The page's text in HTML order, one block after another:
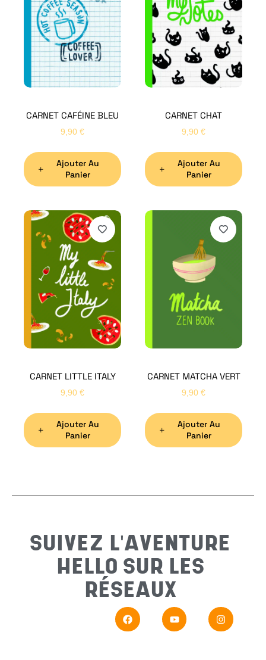
CARNET CAFÉINE BLEU
9,90 €
Ajouter Au
Panier
CARNET CHAT
9,90 €
Ajouter Au
Panier
CARNET LITTLE ITALY
9,90 €
Ajouter Au
Panier
CARNET MATCHA VERT
9,90 €
Ajouter Au
Panier
SUIVEZ L'AVENTURE
HELLO SUR LES
RÉSEAUX